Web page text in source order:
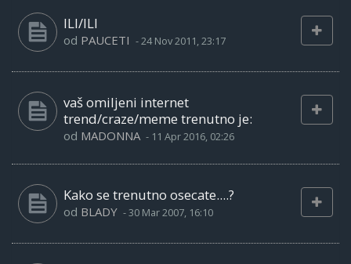
ILI/ILI
od PAUCETI -24 Nov 2011, 23:17
vaš omiljeni internet
trend/craze/meme trenutno je:
od MADONNA - 11 Apr 2016, 02:26
Kako se trenutno osecate....?
od BLADY -30 Mar 2007, 16:10